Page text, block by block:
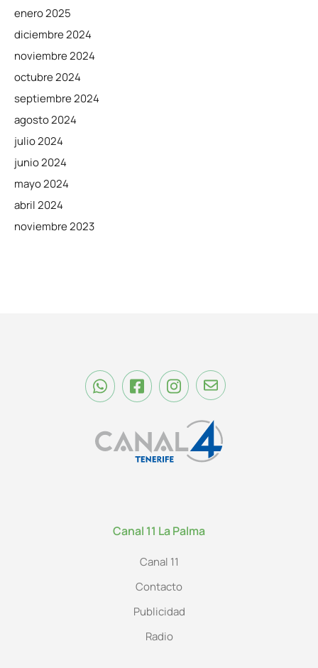
enero 2025
diciembre 2024
noviembre 2024
octubre 2024
septiembre 2024
agosto 2024
julio 2024
junio 2024
mayo 2024
abril 2024
noviembre 2023
Canal 11 La Palma
Canal 11
Contacto
Publicidad
Radio